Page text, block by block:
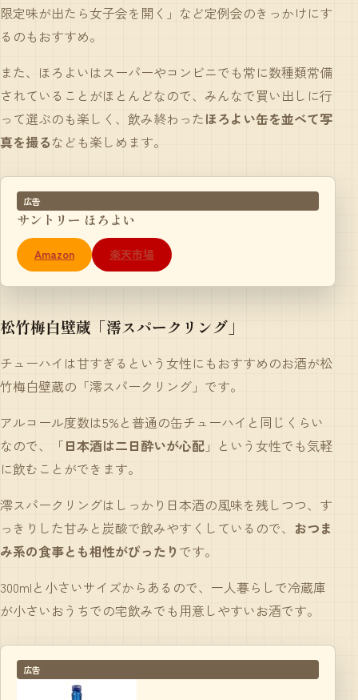
限定味が出たら女子会を開く」など定例会のきっかけにす
るのもおすすめ。
また、ほろよいはスーパーやコンビニでも常に数種類常備
されていることがほとんどなので、みんなで買い出しに行
って選ぶのも楽しく、飲み終わったほろよい缶を並べて写
真を撮るなども楽しめます。
広告
サントリー ほろよい
Amazon 楽天市場
松竹梅白壁蔵「澪スパークリング」
チューハイは甘すぎるという女性にもおすすめのお酒が松
竹梅白壁蔵の「澪スパークリング」です。
アルコール度数は5%と普通の缶チューハイと同じくらい
なので、「日本酒は二日酔いが心配 」という女性でも気軽
に飲むことができます。
澪スパークリングはしっかり日本酒の風味を残しつつ、す
っきりした甘みと炭酸で飲みやすくしているので、 おつま
み系の食事とも相性がぴったり です。
300mlと小さいサイズからあるので、一人暮らしで冷蔵庫
が小さいおうちでの宅飲みでも用意しやすいお酒です。
広告